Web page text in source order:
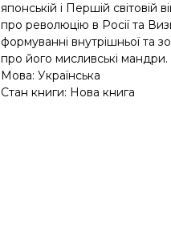
японській і Першій світовій
про революцію в Росії та
формуванні внутрішньої та
про його мисливські мандри.
Мова: Українська
Стан книги: Нова книга